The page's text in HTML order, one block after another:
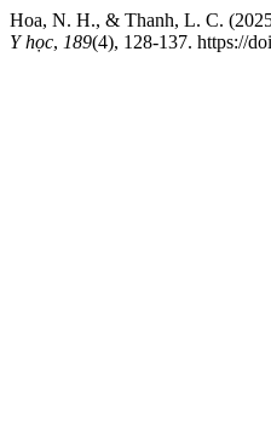
Hoa, N. H., & Thanh, L. C.
Y học, 189(4), 128-137. https://